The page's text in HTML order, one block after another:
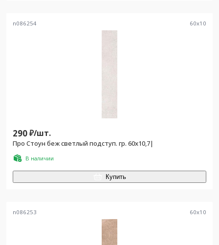
n086254 60x10
290₽/шт.
Про Стоун беж светлый подступ. гр. 60x10,7|
В наличии
Купить
n086253 60x10